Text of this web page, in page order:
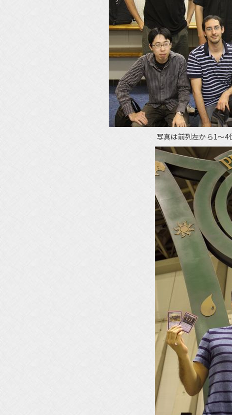
写真は前列左から1～4